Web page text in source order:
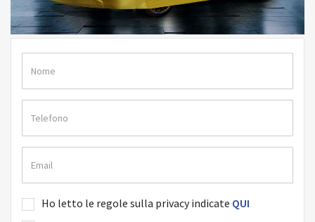
Ho letto le regole sulla privacy indicate QUI